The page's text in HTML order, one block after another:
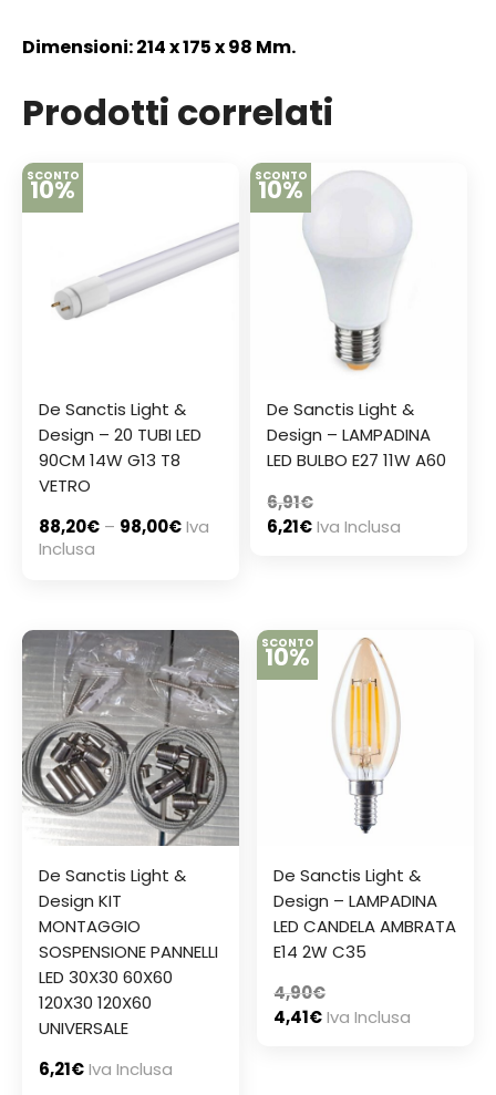
Dimensioni: 214 x 175 x 98 Mm.
Prodotti correlati
SCONTO
10%
De Sanctis Light &
Design – 20 TUBI LED
90CM 14W G13 T8
VETRO
88,20€ – 98,00€Iva
Inclusa
SCONTO
10%
De Sanctis Light &
Design – LAMPADINA
LED BULBO E27 11W A60
6,91€
6,21€Iva Inclusa
De Sanctis Light &
Design KIT
MONTAGGIO
SOSPENSIONE PANNELLI
LED 30X30 60X60
120X30 120X60
UNIVERSALE
6,21€Iva Inclusa
SCONTO
10%
De Sanctis Light &
Design – LAMPADINA
LED CANDELA AMBRATA
E14 2W C35
4,90€
4,41€Iva Inclusa